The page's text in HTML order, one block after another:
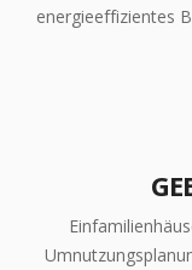
energieeffizientes